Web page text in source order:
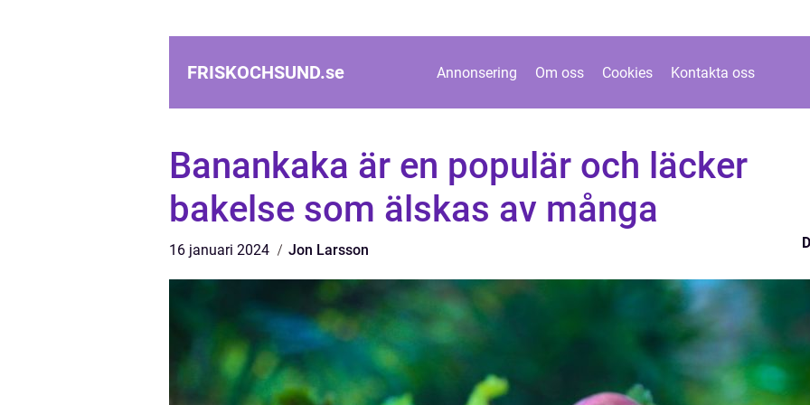
FRISKOCHSUND.se Annonsering Om oss Cookies Kontakta oss
Banankaka är en populär och läcker
bakelse som älskas av många
16 januari 2024 Jon Larsson